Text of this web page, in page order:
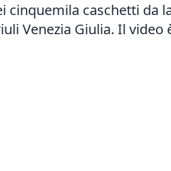
cinquemila caschetti da
Venezia Giulia. Il video